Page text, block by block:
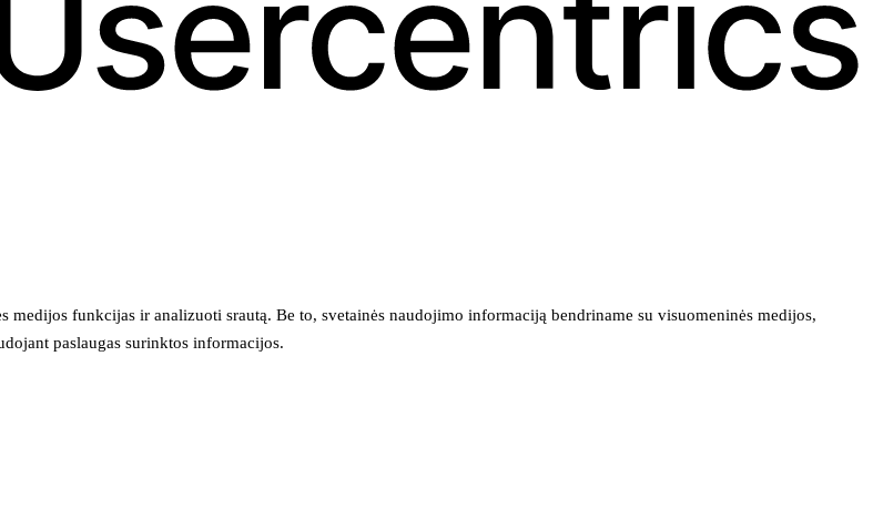
funkcijas ir analizuoti srautą. Be to, svetainės naudojimo informaciją bendriname su visuomeninės medijos,
paslaugas surinktos informacijos.